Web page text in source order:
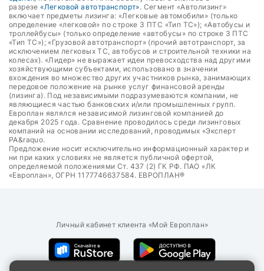
разрезе «Легковой автотранспорт». Сегмент «Автолизинг»
включает предметы лизинга: «Легковые автомобили» (только
определение «легковой» по строке 3 ПТС «Тип ТС»); «Автобусы и
троллейбусы» (только определение «автобусы» по строке 3 ПТС
«Тип ТС»); «Грузовой автотранспорт» (прочий автотранспорт, за
исключением легковых ТС, автобусов и строительной техники на
колесах). «Лидер» не выражает идеи превосходства над другими
хозяйствующими субъектами, использовано в значении
вхождения во множество других участников рынка, занимающих
передовое положение на рынке услуг финансовой аренды
(лизинга). Под независимыми подразумеваются компании, не
являющиеся частью банковских и/или промышленных групп.
Европлан являлся независимой лизинговой компанией до
декабря 2025 года. Сравнение проводилось среди лизинговых
компаний на основании исследований, проводимых «Эксперт
РА&raquo.
Предложение носит исключительно информационный характер и
ни при каких условиях не является публичной офертой,
определяемой положениями Ст. 437 (2) ГК РФ. ПАО «ЛК
«Европлан», ОГРН 1177746637584. ЕВРОПЛАН®
Личный кабинет клиента «Мой Европлан»